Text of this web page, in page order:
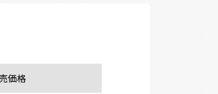
価格